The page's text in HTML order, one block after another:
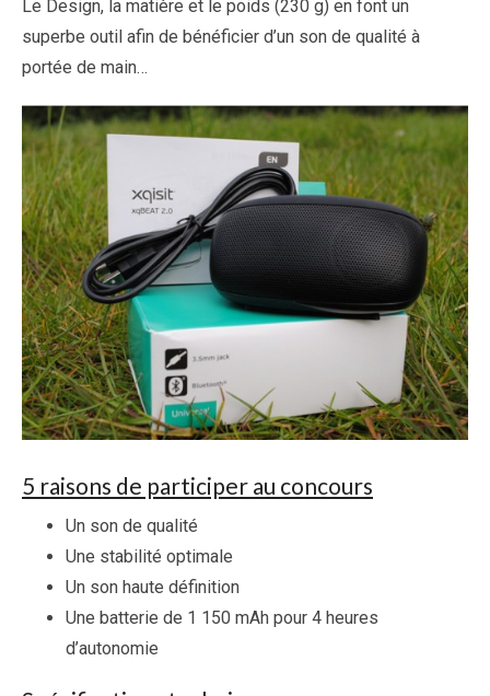
Le Design, la matière et le poids (230 g) en font un
superbe outil afin de bénéficier d’un son de qualité à
portée de main…
5 raisons de participer au concours
Un son de qualité
Une stabilité optimale
Un son haute définition
Une batterie de 1 150 mAh pour 4 heures
d’autonomie